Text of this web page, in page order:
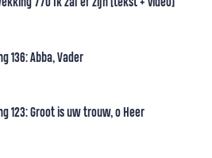
136: Abba, Vader
123: Groot is uw trouw, o Heer